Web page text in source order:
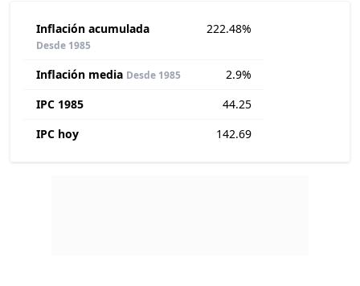
Inflación acumulada
Desde 1985
222.48%
Inflación media Desde 1985
2.9%
IPC 1985
44.25
IPC hoy
142.69